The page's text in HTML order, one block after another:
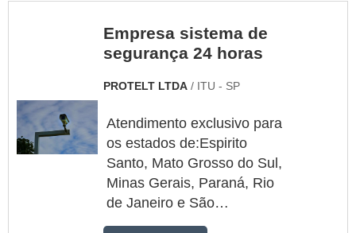
Empresa sistema de
segurança 24 horas
PROTELT LTDA/ ITU - SP
Atendimento exclusivo para
os estados de:Espirito
Santo, Mato Grosso do Sul,
Minas Gerais, Paraná, Rio
de Janeiro e São
PauloQuando se deseja